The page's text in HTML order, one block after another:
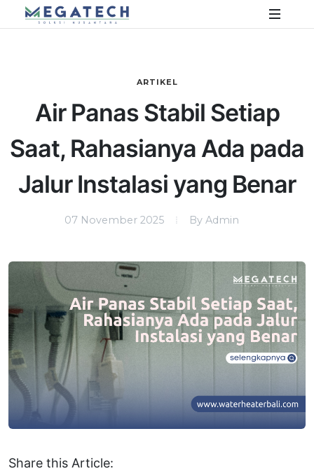
ARTIKEL
Air Panas Stabil Setiap
Saat, Rahasianya Ada pada
Jalur Instalasi yang Benar
07 November 2025 By Admin
Share this Article: